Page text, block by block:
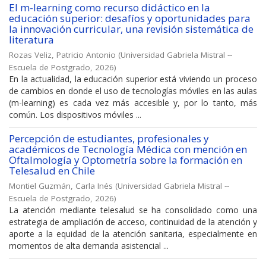
El m-learning como recurso didáctico en la
educación superior: desafíos y oportunidades para
la innovación curricular, una revisión sistemática de
literatura
Rozas Veliz, Patricio Antonio (Universidad Gabriela Mistral --
Escuela de Postgrado, 2026)
En la actualidad, la educación superior está viviendo un proceso
de cambios en donde el uso de tecnologías móviles en las aulas
(m-learning) es cada vez más accesible y, por lo tanto, más
común. Los dispositivos móviles ...
Percepción de estudiantes, profesionales y
académicos de Tecnología Médica con mención en
Oftalmología y Optometría sobre la formación en
Telesalud en Chile
Montiel Guzmán, Carla Inés (Universidad Gabriela Mistral --
Escuela de Postgrado, 2026)
La atención mediante telesalud se ha consolidado como una
estrategia de ampliación de acceso, continuidad de la atención y
aporte a la equidad de la atención sanitaria, especialmente en
momentos de alta demanda asistencial ...